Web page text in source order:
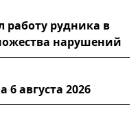
работу рудника в
нарушений
6 августа 2026